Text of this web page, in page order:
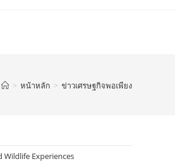
> หน้าหลัก > ข่าวเศรษฐกิจพอเพียง
Experiences